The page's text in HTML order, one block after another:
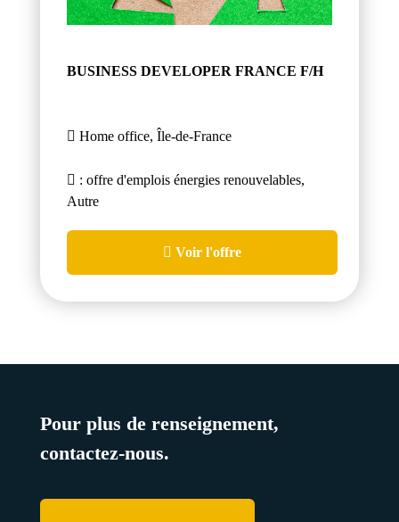
BUSINESS DEVELOPER FRANCE F/H
Home office, Île-de-France
: offre d'emplois énergies renouvelables,
Autre
Voir l'offre
Pour plus de renseignement,
contactez-nous.